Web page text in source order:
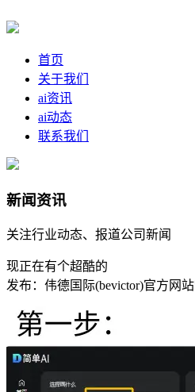
首页
关于我们
ai资讯
ai动态
联系我们
新闻资讯
关注行业动态、报道公司新闻
现正在有个超酷的
发布：伟德国际(bevictor)官方网站